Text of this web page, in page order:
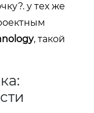
у тех же
, такой